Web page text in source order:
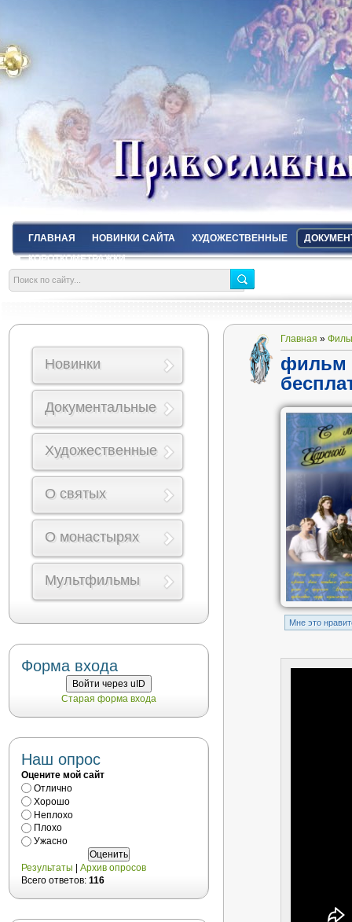
ГЛАВНАЯ НОВИНКИ САЙТА ХУДОЖЕСТВЕННЫЕ
КОРОТКОМЕТРАЖКИ
Главная »
фильм
Mне это
Новинки
Документальные
Художественные
О святых
О монастырях
Мультфильмы
Форма входа
Войти через uID
Старая форма входа
Наш опрос
Оцените мой сайт
Отлично
Хорошо
Неплохо
Плохо
Ужасно
Результаты
Архив опросов
Всего ответов: 116